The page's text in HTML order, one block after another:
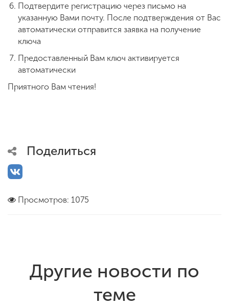
Подтвердите регистрацию через письмо на
указанную Вами почту. После подтверждения от Вас
автоматически отправится заявка на получение
ключа
Предоставленный Вам ключ активируется
автоматически
Приятного Вам чтения!
Поделиться
Просмотров: 1075
Другие новости по
теме